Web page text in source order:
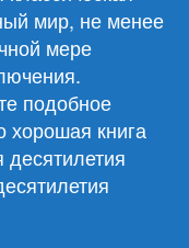
мир, не менее
мере
подобное
хорошая книга
десятилетия